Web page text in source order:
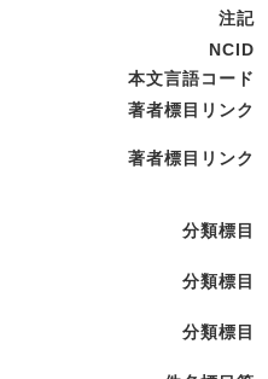
注記
NCID
本文言語コード
著者標目リンク
著者標目リンク
分類標目
分類標目
分類標目